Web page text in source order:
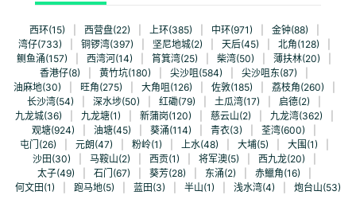
西环(15) 西营盘(22) 上环(385) 中环(971) 金钟(88)
湾仔(733)
铜锣湾(397) 坚尼地城(2) 天后(45) 北角(128)
鲗鱼涌(157)
西湾河(14) 筲箕湾(25) 柴湾(50) 薄扶林(20)
香港仔(8)
黄竹坑(180) 尖沙咀(584) 尖沙咀东(87)
油麻地(30)
旺角(275) 大角咀(126) 佐敦(185) 荔枝角(260)
长沙湾(54)
深水埗(50) 红磡(79) 土瓜湾(17) 启德(2)
九龙城(36)
九龙塘(1) 新蒲岗(120) 慈云山(2) 九龙湾(362)
观塘(924)
油塘(45) 葵涌(114) 青衣(3) 荃湾(600)
屯门(26)
元朗(47) 粉岭(1) 上水(48) 大埔(5) 大围(1)
沙田(30)
马鞍山(2) 西贡(1) 将军澳(5) 西九龙(20)
太子(49)
石门(67) 葵芳(28) 东涌(2) 赤鱲角(16)
何文田(1)
跑马地(5) 蓝田(3) 半山(1) 浅水湾(4) 炮台山(53)